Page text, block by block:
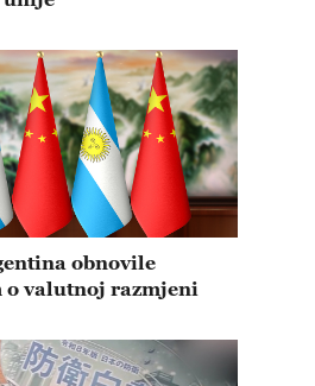
obnovile
o valutnoj razmjeni